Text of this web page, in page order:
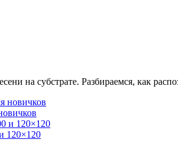
на субстрате. Разбираемся, как
120×120